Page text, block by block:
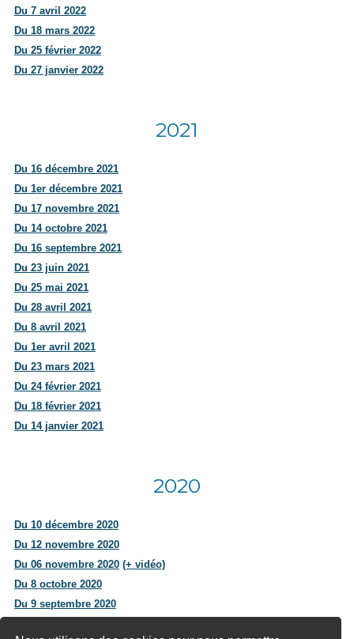
Du 7 avril 2022
Du 18 mars 2022
Du 25 février 2022
Du 27 janvier 2022
2021
Du 16 décembre 2021
Du 1er décembre 2021
Du 17 novembre 2021
Du 14 octobre 2021
Du 16 septembre 2021
Du 23 juin 2021
Du 25 mai 2021
Du 28 avril 2021
Du 8 avril 2021
Du 1er avril 2021
Du 23 mars 2021
Du 24 février 2021
Du 18 février 2021
Du 14 janvier 2021
2020
Du 10 décembre 2020
Du 12 novembre 2020
Du 06 novembre 2020 (+ vidéo)
Du 8 octobre 2020
Du 9 septembre 2020